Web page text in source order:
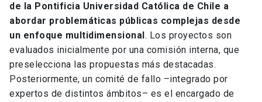
de la Pontificia Universidad Católica de Chile a
abordar problemáticas públicas complejas desde
un enfoque multidimensional. Los proyectos son
evaluados inicialmente por una comisión interna, que
preselecciona las propuestas más destacadas.
Posteriormente, un comité de fallo –integrado por
expertos de distintos ámbitos– es el encargado de